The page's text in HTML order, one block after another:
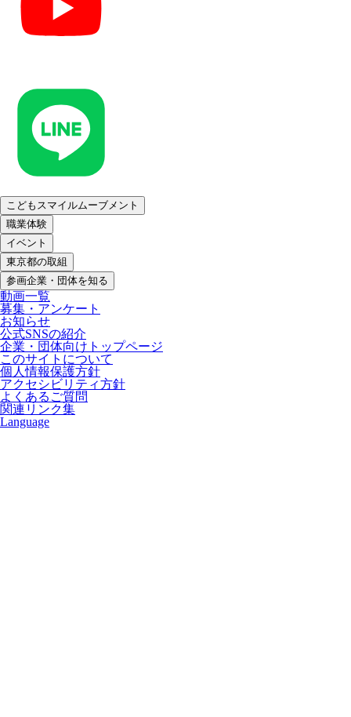
こどもスマイルムーブメント
職業体験
イベント
東京都の取組
参画企業・団体を知る
動画一覧
募集・アンケート
お知らせ
公式SNSの紹介
企業・団体向けトップページ
このサイトについて
個人情報保護方針
アクセシビリティ方針
よくあるご質問
関連リンク集
Language